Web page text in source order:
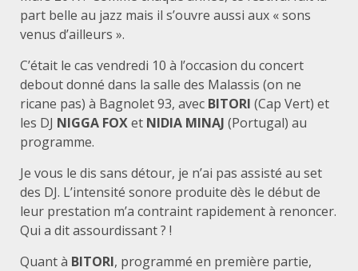
part belle au jazz mais il s’ouvre aussi aux « sons
venus d’ailleurs ».
C’était le cas vendredi 10 à l’occasion du concert
debout donné dans la salle des Malassis (on ne
ricane pas) à Bagnolet 93, avec BITORI (Cap Vert) et
les DJ NIGGA FOXet NIDIA MINAJ (Portugal) au
programme.
Je vous le dis sans détour, je n’ai pas assisté au set
des DJ. L’intensité sonore produite dès le début de
leur prestation m’a contraint rapidement à renoncer.
Qui a dit assourdissant ? !
Quant à BITORI, programmé en première partie,